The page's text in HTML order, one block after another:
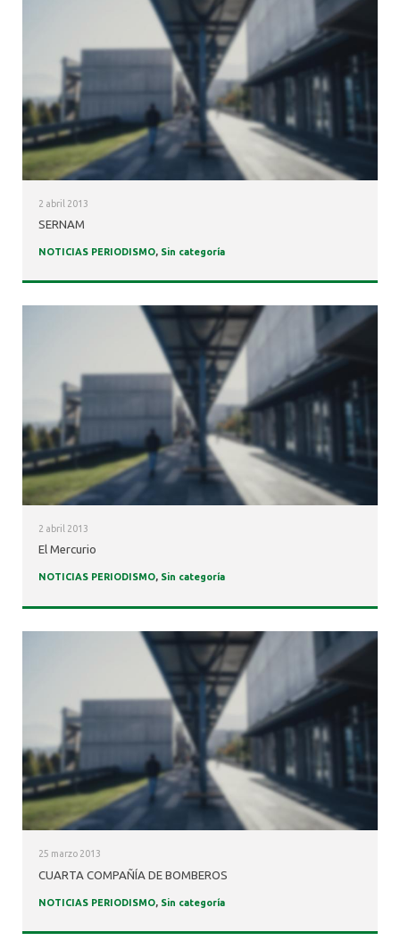
2 abril 2013
SERNAM
NOTICIAS PERIODISMO, Sin categoría
2 abril 2013
El Mercurio
NOTICIAS PERIODISMO, Sin categoría
25 marzo 2013
CUARTA COMPAÑÍA DE BOMBEROS
NOTICIAS PERIODISMO, Sin categoría